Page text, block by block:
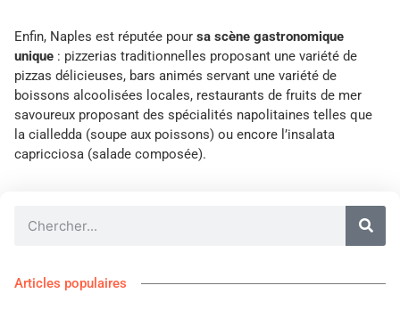
Enfin, Naples est réputée pour sa scène gastronomique
unique : pizzerias traditionnelles proposant une variété de
pizzas délicieuses, bars animés servant une variété de
boissons alcoolisées locales, restaurants de fruits de mer
savoureux proposant des spécialités napolitaines telles que
la cialledda (soupe aux poissons) ou encore l’insalata
capricciosa (salade composée).
Articles populaires